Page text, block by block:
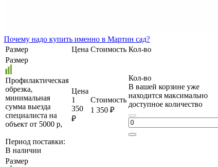
Почему надо купить именно в Мартин сад?
Размер
Цена Стоимость Кол-во
Размер
Профилактическая
обрезка,
минимальная
сумма выезда
специалиста на
объект от 5000 р,
Период поставки:
В наличии
Цена
1
350
₽
Стоимость
1 350 ₽
Кол-во
В вашей корзине уже
находится максимально
доступное количество
Размер